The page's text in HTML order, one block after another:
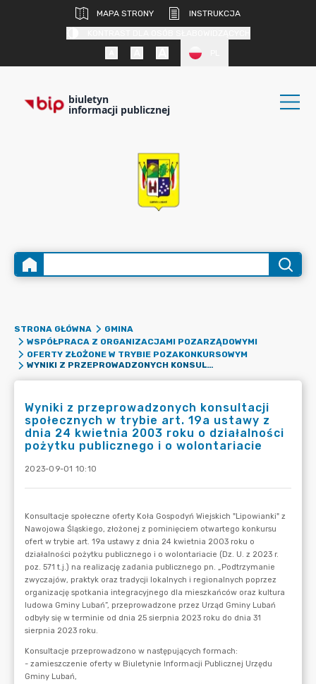
MAPA STRONY
INSTRUKCJA
biuletyn
informacji publicznej
STRONA GŁÓWNA
GMINA
WSPÓŁPRACA Z ORGANIZACJAMI POZARZĄDOWYMI
OFERTY ZŁOŻONE W TRYBIE POZAKONKURSOWYM
WYNIKI Z PRZEPROWADZONYCH KONSULTACJI SPOŁECZNYCH W TRYBIE ART. 19A USTAWY Z DNIA 24 KWIETNIA 2003 ROKU O DZIAŁALNOŚCI POŻYTKU PUBLICZNEGO I O WOLONTARIACIE
Wyniki z przeprowadzonych konsultacji
społecznych w trybie art. 19a ustawy z
dnia 24 kwietnia 2003 roku o działalności
pożytku publicznego i o wolontariacie
2023-09-01 10:10